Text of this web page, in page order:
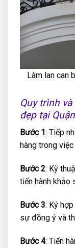
Làm lan can
Quy trình
đẹp tại
Bước 1 : Tiếp
hàng trong
Bước 2: Kỹ
tiến hành khảo
Bước 3: Ký
sự đồng ý và
Bước 4: Tiến